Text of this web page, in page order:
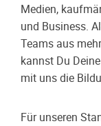
Medien,
und Business.
Teams aus
kannst Du
mit uns die
Für unseren